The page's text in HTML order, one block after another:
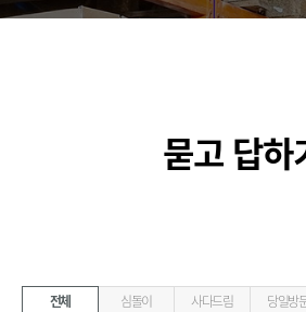
묻고 답하
전체 심돌이 사다드림 당일방